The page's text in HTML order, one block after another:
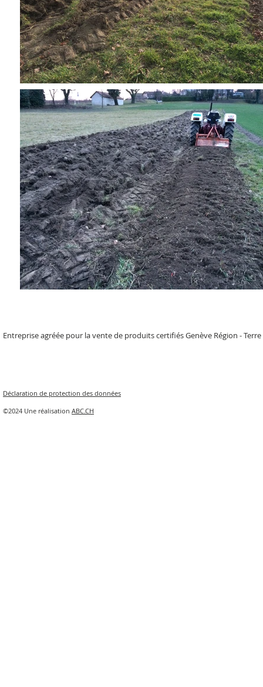
Entreprise agréée pour la vente de produits certifiés Genève Région - Terre
Déclaration de protection des données
©2024 Une réalisation ABC.CH